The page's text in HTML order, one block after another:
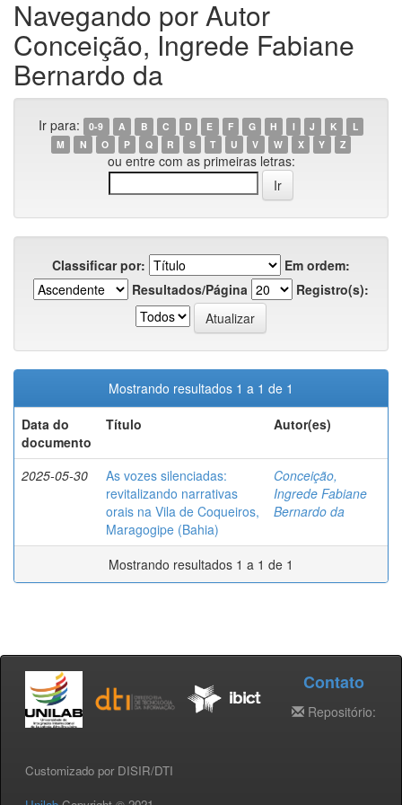
Navegando por Autor
Conceição, Ingrede Fabiane
Bernardo da
Ir para: 0-9 A B C D E F G H I J K
L
M
N O P Q R S T U V W X Y Z
ou entre com as primeiras letras:
Classificar por:
Em ordem:
Resultados/Página
Registro(s):
Mostrando resultados 1 a 1 de 1
Data do
documento
Título Autor(es)
2025-05-30
As vozes silenciadas:
revitalizando narrativas
orais na Vila de Coqueiros,
Maragogipe (Bahia)
Conceição,
Ingrede Fabiane
Bernardo da
Mostrando resultados 1 a 1 de 1
Customizado por DISIR/DTI
Contato
Repositório: